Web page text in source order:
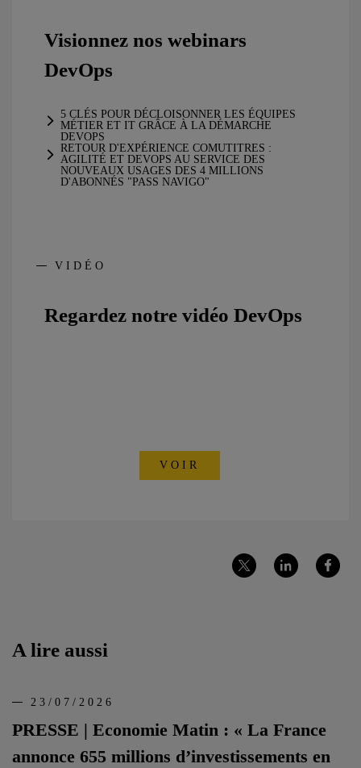
Visionnez nos webinars
DevOps
5 CLÉS POUR DÉCLOISONNER LES ÉQUIPES
MÉTIER ET IT GRÂCE À LA DÉMARCHE
DEVOPS
RETOUR D'EXPÉRIENCE COMUTITRES :
AGILITÉ ET DEVOPS AU SERVICE DES
NOUVEAUX USAGES DES 4 MILLIONS
D'ABONNÉS "PASS NAVIGO"
VIDÉO
Regardez notre vidéo DevOps
VOIR
A lire aussi
PRESSE | Economie Matin : « La France
annonce 655 millions d’investissements en
23/07/2026